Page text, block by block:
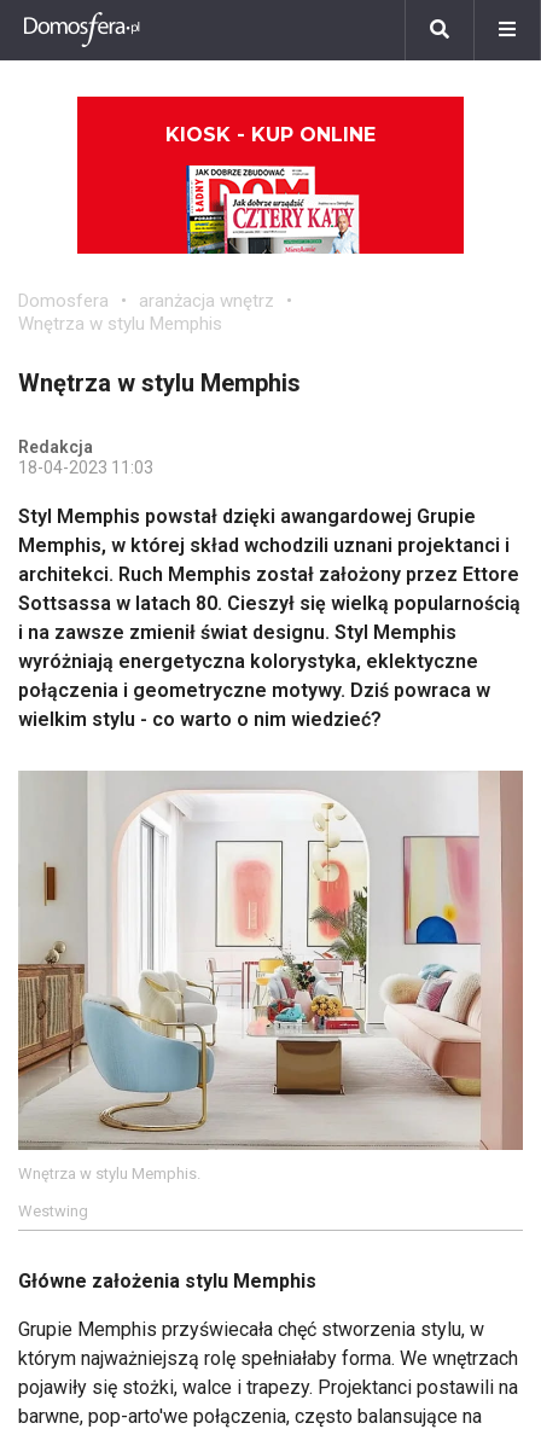
KIOSK - KUP ONLINE
Domosfera
aranżacja wnętrz
Wnętrza w stylu Memphis
Wnętrza w stylu Memphis
Redakcja
18-04-2023 11:03
Styl Memphis powstał dzięki awangardowej Grupie
Memphis, w której skład wchodzili uznani projektanci i
architekci. Ruch Memphis został założony przez Ettore
Sottsassa w latach 80. Cieszył się wielką popularnością
i na zawsze zmienił świat designu. Styl Memphis
wyróżniają energetyczna kolorystyka, eklektyczne
połączenia i geometryczne motywy. Dziś powraca w
wielkim stylu - co warto o nim wiedzieć?
Wnętrza w stylu Memphis.
Westwing
Główne założenia stylu Memphis
Grupie Memphis przyświecała chęć stworzenia stylu, w
którym najważniejszą rolę spełniałaby forma. We wnętrzach
pojawiły się stożki, walce i trapezy. Projektanci postawili na
barwne, pop-arto'we połączenia, często balansujące na